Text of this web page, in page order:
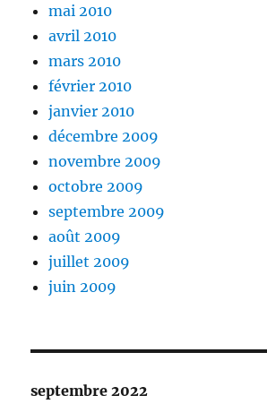
mai 2010
avril 2010
mars 2010
février 2010
janvier 2010
décembre 2009
novembre 2009
octobre 2009
septembre 2009
août 2009
juillet 2009
juin 2009
septembre 2022